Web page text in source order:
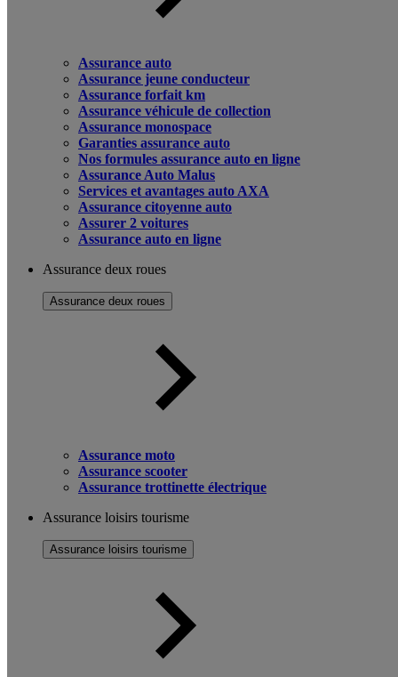
Assurance auto
Assurance jeune conducteur
Assurance forfait km
Assurance véhicule de collection
Assurance monospace
Garanties assurance auto
Nos formules assurance auto en ligne
Assurance Auto Malus
Services et avantages auto AXA
Assurance citoyenne auto
Assurer 2 voitures
Assurance auto en ligne
Assurance deux roues
Assurance deux roues
Assurance moto
Assurance scooter
Assurance trottinette électrique
Assurance loisirs tourisme
Assurance loisirs tourisme